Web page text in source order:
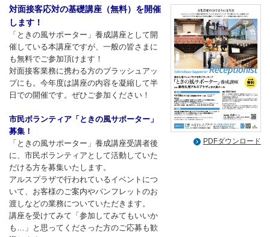
対面接客応対の基礎講座（無料）を開催
します！
「ときの風サポーター」養成講座として開
催している本講座ですが、一般の皆さまに
も無料でご参加頂けます！
対面接客業務に携わる方のブラッシュアッ
プにも。今年度は講座の内容を凝縮して半
日での開催です。ぜひご参加ください！
市民ボランティア「ときの風サポーター」
募集！
「ときの風サポーター」養成講座受講者後
に、市民ボランティアとして活動していた
だける方を募集いたします。
アルスプラザで行われているイベントにつ
いて、お客様のご案内やパンフレットのお
渡しなどの業務についていただきます。
講座を受けてみて「参加してみてもいいか
も…」と思ってくださった方のご応募も歓
PDFダウンロード